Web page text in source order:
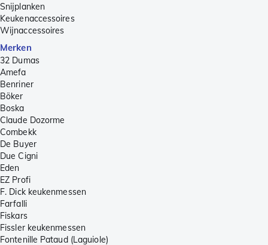
Snijplanken
Keukenaccessoires
Wijnaccessoires
Merken
32 Dumas
Amefa
Benriner
Böker
Boska
Claude Dozorme
Combekk
De Buyer
Due Cigni
Eden
EZ Profi
F. Dick keukenmessen
Farfalli
Fiskars
Fissler keukenmessen
Fontenille Pataud (Laguiole)